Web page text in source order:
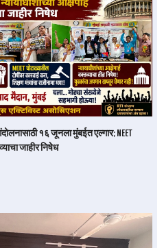
१६ जूनला मुंबईत एल्गार; NEET
जाहीर निषेध